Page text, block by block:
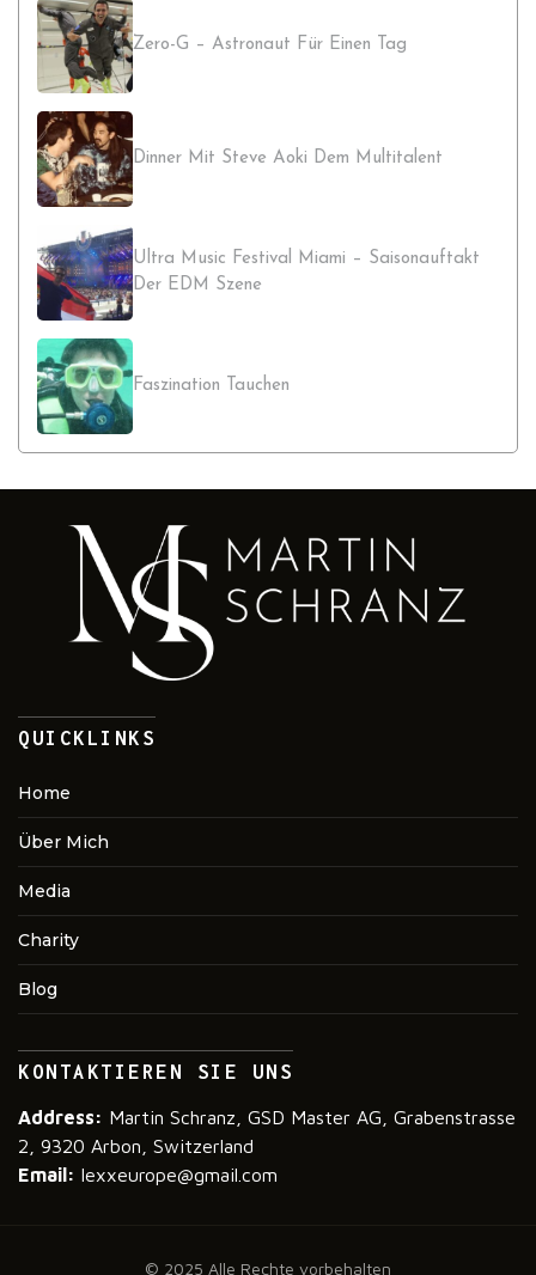
Zero-G – Astronaut Für Einen Tag
Dinner Mit Steve Aoki Dem Multitalent
Ultra Music Festival Miami – Saisonauftakt
Der EDM Szene
Faszination Tauchen
QUICKLINKS
Home
Über Mich
Media
Charity
Blog
KONTAKTIEREN SIE UNS
Address: Martin Schranz, GSD Master AG, Grabenstrasse
2, 9320 Arbon, Switzerland
Email: lexxeurope@gmail.com
© 2025 Alle Rechte vorbehalten